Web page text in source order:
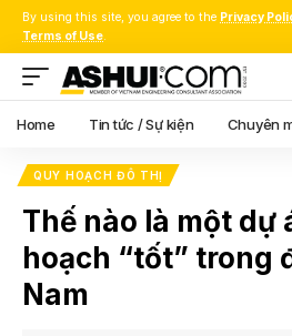
By using this site, you agree to the Privacy
Terms of Use.
Home Tin tức / Sự kiện Chuyên
QUY HOẠCH ĐÔ THỊ
Thế nào là một dự
hoạch “tốt” trong
Nam